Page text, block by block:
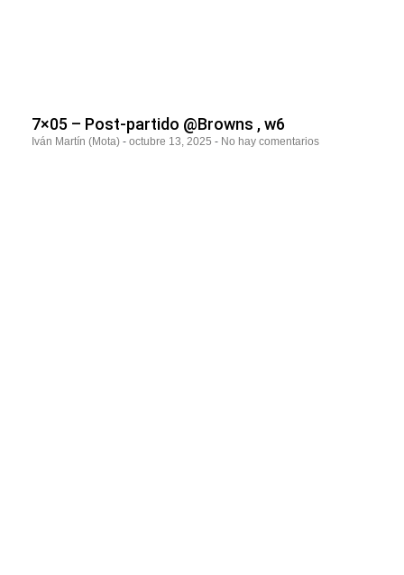
7×05 – Post-partido @Browns , w6
Iván Martín (Mota) octubre 13, 2025 No hay comentarios